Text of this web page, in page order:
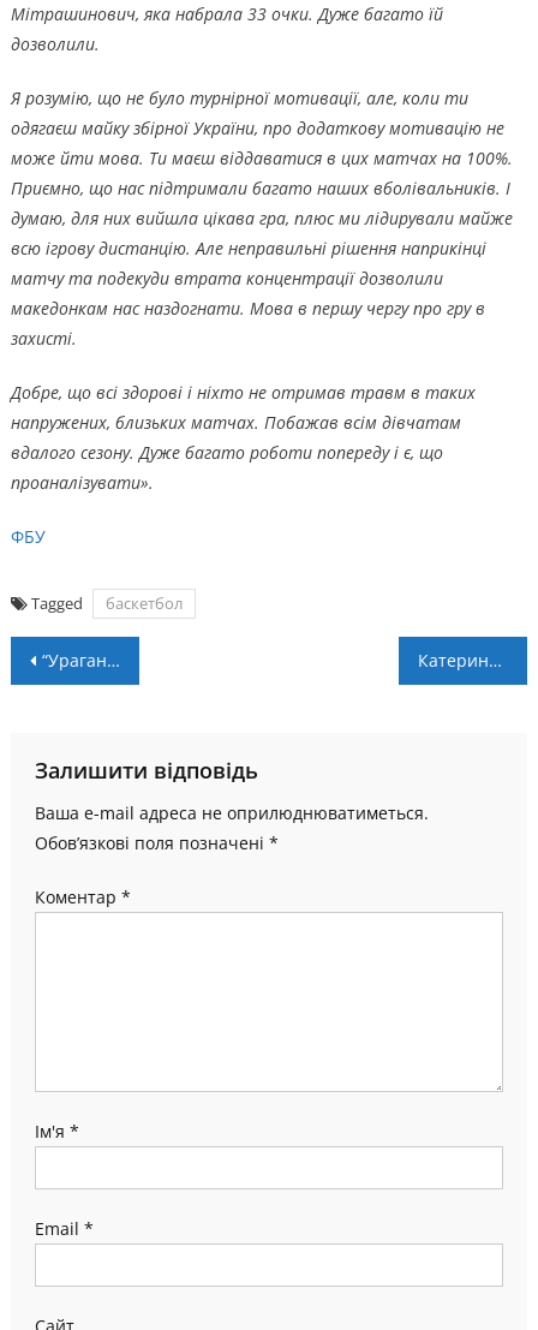
Мітрашинович, яка набрала 33 очки. Дуже багато їй
дозволили.
Я розумію, що не було турнірної мотивації, але, коли ти
одягаєш майку збірної України, про додаткову мотивацію не
може йти мова. Ти маєш віддаватися в цих матчах на 100%.
Приємно, що нас підтримали багато наших вболівальників. І
думаю, для них вийшла цікава гра, плюс ми лідирували майже
всю ігрову дистанцію. Але неправильні рішення наприкінці
матчу та подекуди втрата концентрації дозволили
македонкам нас наздогнати. Мова в першу чергу про гру в
захисті.
Добре, що всі здорові і ніхто не отримав травм в таких
напружених, близьких матчах. Побажав всім дівчатам
вдалого сезону. Дуже багато роботи попереду і є, що
проаналізувати».
ФБУ
Tagged баскетбол
Навігація
“Ураган” – “Енергія” – 2:3. Післямова Катерина Саприга зі збірною України U-15 вийшла до Суперфіналу ЄЮБЛ
Залишити відповідь
Ваша e-mail адреса не оприлюднюватиметься.
Обов’язкові поля позначені *
Коментар *
Ім'я *
Email *